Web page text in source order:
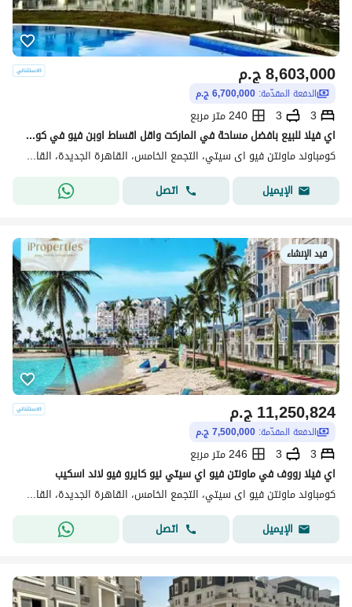
ج.م8,603,000
الدفعة المقدّمة: 6,700,000 ج.م
3
3
240 متر مربع
اي فيلا للبيع بافضل مساحة في الماركت واقل اقساط اوبن فيو في كومباند ماونتن فيو اي سيتي نيو كايرو التجمع الخامس Mountain View Compound i City New Cairo
كومباوند ماونتن فيو اى سيتي، التجمع الخامس، القاهرة الجديدة، القاهرة
الإيميل
اتصل
قيد الإنشاء
ج.م11,250,824
الدفعة المقدّمة: 7,500,000 ج.م
3
3
246 متر مربع
اي فيلا رووف في ماونتن فيو اي سيتي نيو كايرو فيو لاند اسكيب
كومباوند ماونتن فيو اى سيتي، التجمع الخامس، القاهرة الجديدة، القاهرة
الإيميل
اتصل